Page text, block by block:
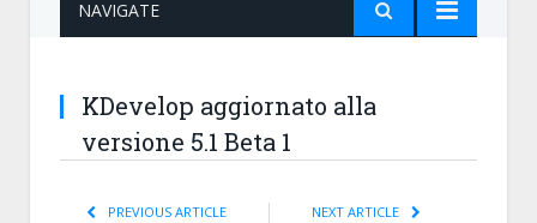
NAVIGATE
KDevelop aggiornato alla
versione 5.1 Beta 1
PREVIOUS ARTICLE NEXT ARTICLE